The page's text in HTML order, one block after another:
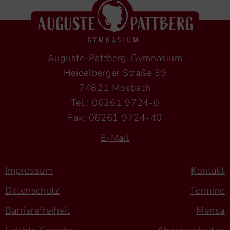
Auguste-Pattberg-Gymnasium
Heidelberger Straße 39
74821 Mosbach
Tel.: 06261 9724-0
Fax: 06261 9724-40
E-Mail
Impressum
Datenschutz
Barrierefreiheit
Kontakt
Termine
Mensa